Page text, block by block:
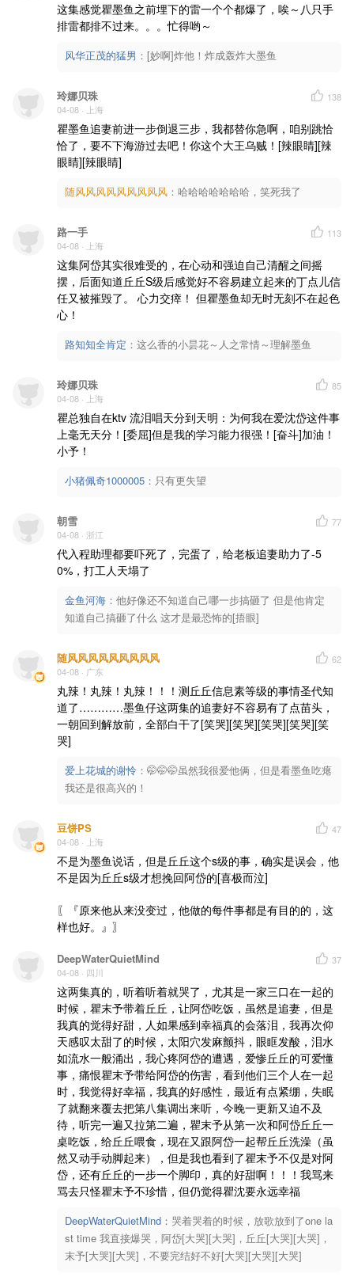
这集感觉瞿墨鱼之前埋下的雷一个个都爆了，唉～八只手
排雷都排不过来。。。忙得哟～
风华正茂的猛男 ： [妙啊]炸他！炸成轰炸大墨鱼
玲娜贝珠
04-08 · 上海
138
瞿墨鱼追妻前进一步倒退三步，我都替你急啊，咱别跳恰
恰了，要不下海游过去吧！你这个大王乌贼！[辣眼睛][辣
眼睛][辣眼睛]
随风风风风风风风风风 ： 哈哈哈哈哈哈哈，笑死我了
路一手
04-08 · 上海
113
这集阿岱其实很难受的，在心动和强迫自己清醒之间摇
摆，后面知道丘丘S级后感觉好不容易建立起来的丁点儿信
任又被摧毁了。 心力交瘁！ 但瞿墨鱼却无时无刻不在起色
心！
路知知全肯定 ： 这么香的小昙花～人之常情～理解墨鱼
玲娜贝珠
04-08 · 上海
85
瞿总独自在ktv 流泪唱天分到天明：为何我在爱沈岱这件事
上毫无天分！[委屈]但是我的学习能力很强！[奋斗]加油！
小予！
小猪佩奇1000005 ： 只有更失望
朝雪
04-08 · 浙江
77
代入程助理都要吓死了，完蛋了，给老板追妻助力了-5
0%，打工人天塌了
金鱼河海 ： 他好像还不知道自己哪一步搞砸了 但是他肯定
知道自己搞砸了什么 这才是最恐怖的[捂眼]
随风风风风风风风风风
04-08 · 广东
62
丸辣！丸辣！丸辣！！！测丘丘信息素等级的事情圣代知
道了…………墨鱼仔这两集的追妻好不容易有了点苗头，
一朝回到解放前，全部白干了[笑哭][笑哭][笑哭][笑哭][笑
哭]
爱上花城的谢怜 ： 🤭🤭🤭虽然我很爱他俩，但是看墨鱼吃瘪
我还是很高兴的！
豆饼PS
04-08 · 上海
47
不是为墨鱼说话，但是丘丘这个s级的事，确实是误会，他
不是因为丘丘s级才想挽回阿岱的[喜极而泣]
〖『原来他从来没变过，他做的每件事都是有目的的，这
样也好。』〗
DeepWaterQuietMind
04-08 · 四川
37
这两集真的，听着听着就哭了，尤其是一家三口在一起的
时候，瞿末予带着丘丘，让阿岱吃饭，虽然是追妻，但是
我真的觉得好甜，人如果感到幸福真的会落泪，我再次仰
天感叹太甜了的时候，太阳穴发麻颤抖，眼眶发酸，泪水
如流水一般涌出，我心疼阿岱的遭遇，爱惨丘丘的可爱懂
事，痛恨瞿末予带给阿岱的伤害，看到他们三个人在一起
时，我觉得好幸福，我真的好感性，最近有点紧绷，失眠
了就翻来覆去把第八集调出来听，今晚一更新又迫不及
待，听完一遍又拉第二遍，瞿末予从第一次和阿岱丘丘一
桌吃饭，给丘丘喂食，现在又跟阿岱一起帮丘丘洗澡（虽
然又动手动脚起来），但是我也看到了瞿末予不仅是对阿
岱，还有丘丘的一步一个脚印，真的好甜啊！！！我骂来
骂去只怪瞿末予不珍惜，但仍觉得瞿沈要永远幸福
DeepWaterQuietMind ： 哭着哭着的时候，放歌放到了one la
st time 我直接爆哭，阿岱[大哭][大哭]，丘丘[大哭][大哭]，
末予[大哭][大哭]，不要完结好不好[大哭][大哭][大哭]